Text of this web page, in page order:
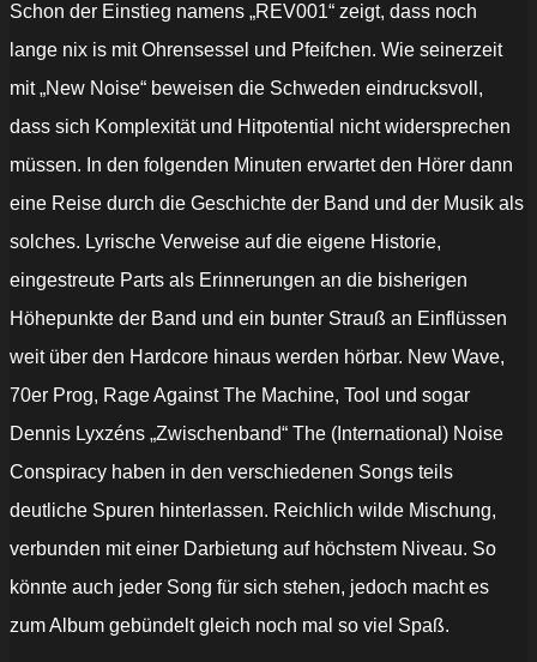
Schon der Einstieg namens „REV001“ zeigt, dass noch
lange nix is mit Ohrensessel und Pfeifchen. Wie seinerzeit
mit „New Noise“ beweisen die Schweden eindrucksvoll,
dass sich Komplexität und Hitpotential nicht widersprechen
müssen. In den folgenden Minuten erwartet den Hörer dann
eine Reise durch die Geschichte der Band und der Musik als
solches. Lyrische Verweise auf die eigene Historie,
eingestreute Parts als Erinnerungen an die bisherigen
Höhepunkte der Band und ein bunter Strauß an Einflüssen
weit über den Hardcore hinaus werden hörbar. New Wave,
70er Prog, Rage Against The Machine, Tool und sogar
Dennis Lyxzéns „Zwischenband“ The (International) Noise
Conspiracy haben in den verschiedenen Songs teils
deutliche Spuren hinterlassen. Reichlich wilde Mischung,
verbunden mit einer Darbietung auf höchstem Niveau. So
könnte auch jeder Song für sich stehen, jedoch macht es
zum Album gebündelt gleich noch mal so viel Spaß.